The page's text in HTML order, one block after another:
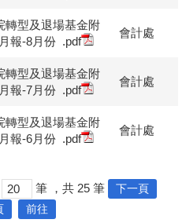
轉型及退場基金附
報-8月份 .pdf
會計處
轉型及退場基金附
報-7月份 .pdf
會計處
轉型及退場基金附
報-6月份 .pdf
會計處
筆 ，共 25 筆
下一頁
前往